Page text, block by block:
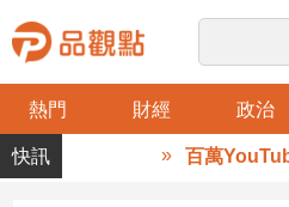
熱門 財經 政治
品
觀
百萬